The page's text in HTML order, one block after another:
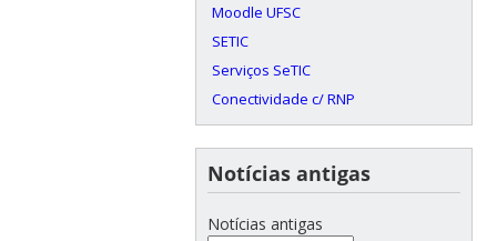
Moodle UFSC
SETIC
Serviços SeTIC
Conectividade c/ RNP
Notícias antigas
Notícias antigas